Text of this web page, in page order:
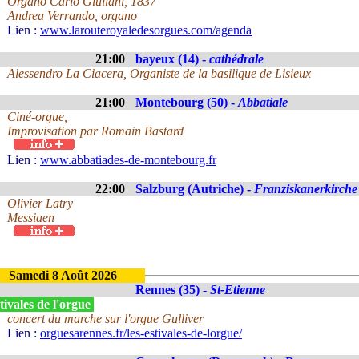
Andrea Verrando, organo
Lien : www.larouteroyaledesorgues.com/agenda
21:00 bayeux (14) - cathédrale
Alessendro La Ciacera, Organiste de la basilique de Lisieux
21:00 Montebourg (50) - Abbatiale
Ciné-orgue,
Improvisation par Romain Bastard
Lien : www.abbatiades-de-montebourg.fr
22:00 Salzburg (Autriche) - Franziskanerkirche
Olivier Latry
Messiaen
Samedi 8 Août 2026
Rennes (35) - St-Etienne
de l'orgue
concert du marche sur l'orgue Gulliver
Lien : orguesarennes.fr/les-estivales-de-lorgue/